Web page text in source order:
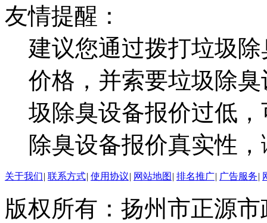
友情提醒：
建议您通过拨打垃圾
价格，并索要垃圾除
圾除臭设备报价过低
除臭设备报价真实性
关于我们| 联系方式| 使用协议| 网站地图 | 排名推广| 广告服务|
版权所有：扬州市正源